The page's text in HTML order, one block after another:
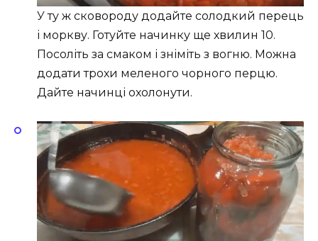
У ту ж сковороду додайте солодкий перець
і моркву. Готуйте начинку ще хвилин 10.
Посоліть за смаком і зніміть з вогню. Можна
додати трохи меленого чорного перцю.
Дайте начинці охолонути.